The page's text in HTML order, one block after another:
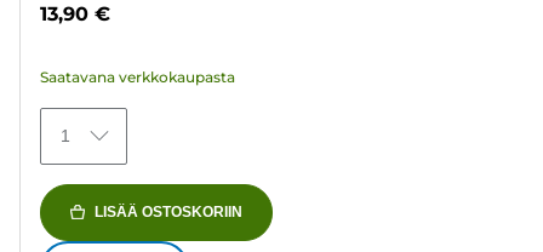
152
13,90 €
Saatavana verkkokaupasta
1
LISÄÄ OSTOSKORIIN